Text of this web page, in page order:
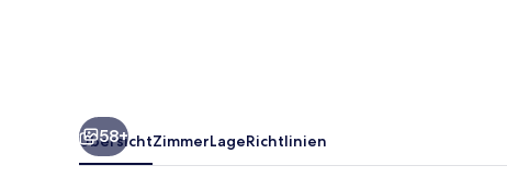
58+
ÜbersichtZimmerLageRichtlinien